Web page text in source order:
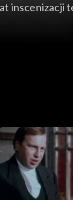
inscenizacji
Wśród